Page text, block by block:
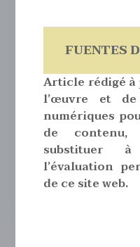
FUENTES
Article rédigé
l’œuvre et de
numériques
de
substituer
l’évaluation
de ce site web.